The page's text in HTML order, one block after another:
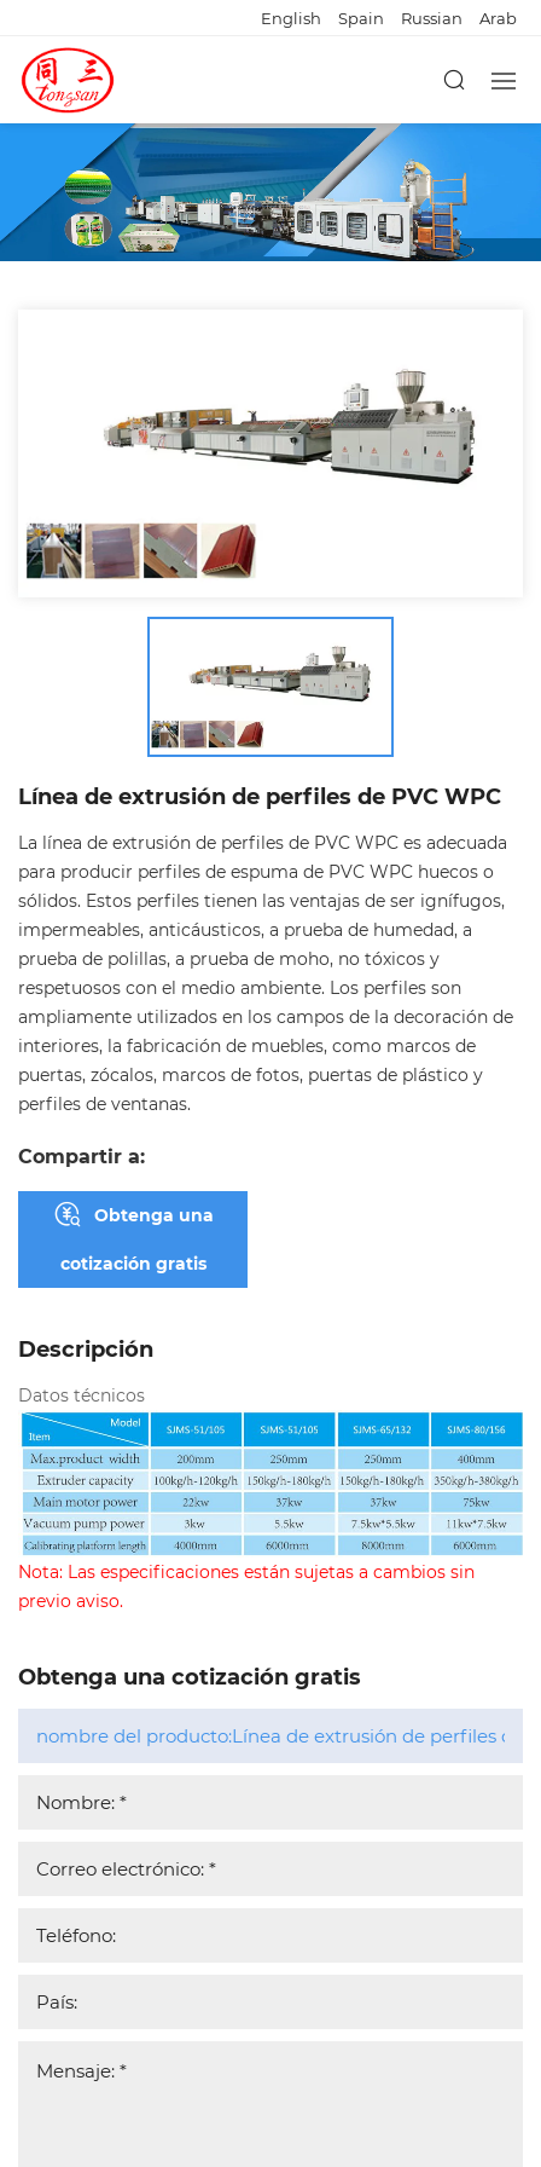
English Spain Russian Arab
Línea de extrusión de perfiles de PVC WPC
La línea de extrusión de perfiles de PVC WPC es adecuada
para producir perfiles de espuma de PVC WPC huecos o
sólidos. Estos perfiles tienen las ventajas de ser ignífugos,
impermeables, anticáusticos, a prueba de humedad, a
prueba de polillas, a prueba de moho, no tóxicos y
respetuosos con el medio ambiente. Los perfiles son
ampliamente utilizados en los campos de la decoración de
interiores, la fabricación de muebles, como marcos de
puertas, zócalos, marcos de fotos, puertas de plástico y
perfiles de ventanas.
Compartir a:
Obtenga una
cotización gratis
Descripción
Datos técnicos
Nota: Las especificaciones están sujetas a cambios sin
previo aviso.
Obtenga una cotización gratis